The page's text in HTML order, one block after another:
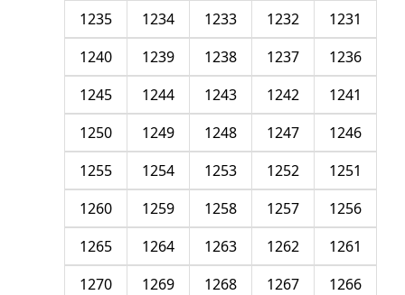
1231
1232
1233
1234
1235
1236
1237
1238
1239
1240
1241
1242
1243
1244
1245
1246
1247
1248
1249
1250
1251
1252
1253
1254
1255
1256
1257
1258
1259
1260
1261
1262
1263
1264
1265
1266
1267
1268
1269
1270